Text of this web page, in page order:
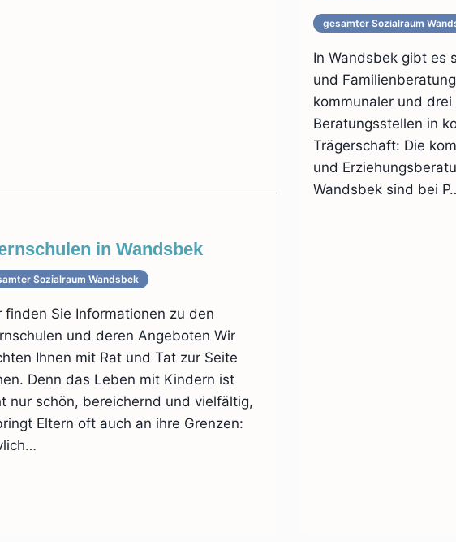
in Wandsbek
Sozialraum Wandsbek
finden Sie Informationen zu den
und deren Angeboten Wir
Ihnen mit Rat und Tat zur Seite
Denn das Leben mit Kindern ist
nur schön, bereichernd und vielfältig,
Eltern oft auch an ihre Grenzen:
gesamter Sozialraum
In Wandsbek gibt es
und
kommunaler und
Beratungsstellen in
Trägerschaft: Die
und
Wandsbek sind bei